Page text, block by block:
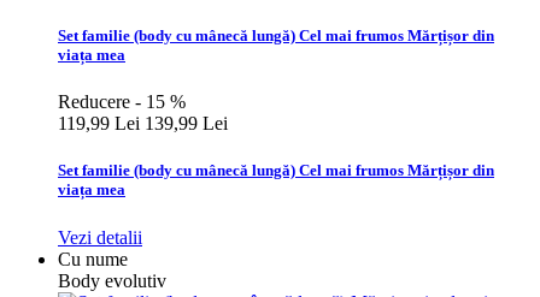
Set familie (body cu mânecă lungă) Cel mai frumos Mărțișor din
viața mea
Reducere - 15 %
119,99 Lei 139,99 Lei
Set familie (body cu mânecă lungă) Cel mai frumos Mărțișor din
viața mea
Vezi detalii
Cu nume
Body evolutiv